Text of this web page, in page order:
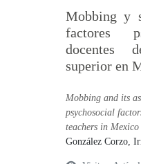
Mobbing y
factores
docentes
superior en
Mobbing and its
psychosocial
teachers in Mexico
González Corzo,